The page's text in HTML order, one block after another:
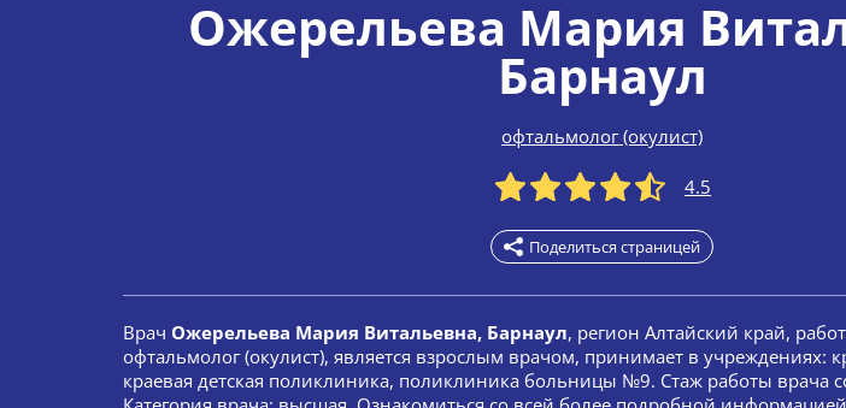
Ожерельева Мария
Барнаул
офтальмолог (окулист)
4.5
Поделиться страницей
Врач Ожерельева Мария Витальевна, Барнаул, регион Алтайский край,
офтальмолог (окулист), является взрослым врачом, принимает в учреждениях:
краевая детская поликлиника, поликлиника больницы №9. Стаж работы врача